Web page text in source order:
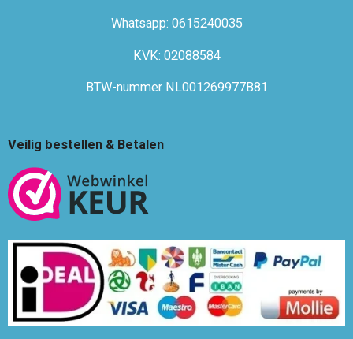
Whatsapp: 0615240035
KVK: 02088584
BTW-nummer NL001269977B81
Veilig bestellen & Betalen